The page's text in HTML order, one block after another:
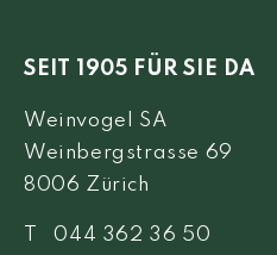
SEIT 1905 FÜR SIE DA
Weinvogel SA
Weinbergstrasse 69
8006 Zürich
T 044 362 36 50